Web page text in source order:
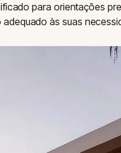
para orientações
às suas